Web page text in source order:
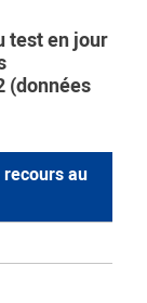
test en jour
(données
au